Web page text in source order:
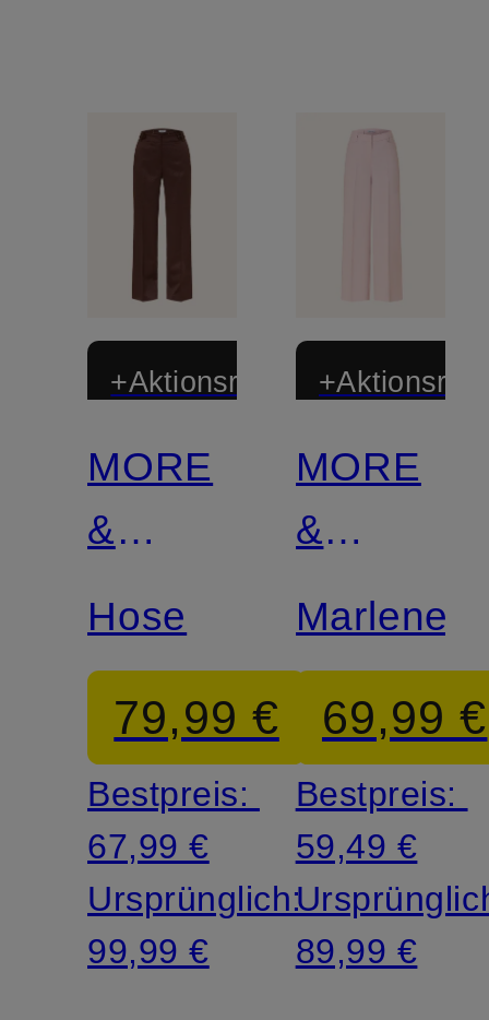
+Aktionsrabatt
Zertifiziert
MORE
&
MORE
Hose
79,99 €
Bestpreis:
67,99 €
Ursprünglich:
99,99 €
MORE
&
MORE
69,99 €
Bestpreis:
59,49 €
89,99 €